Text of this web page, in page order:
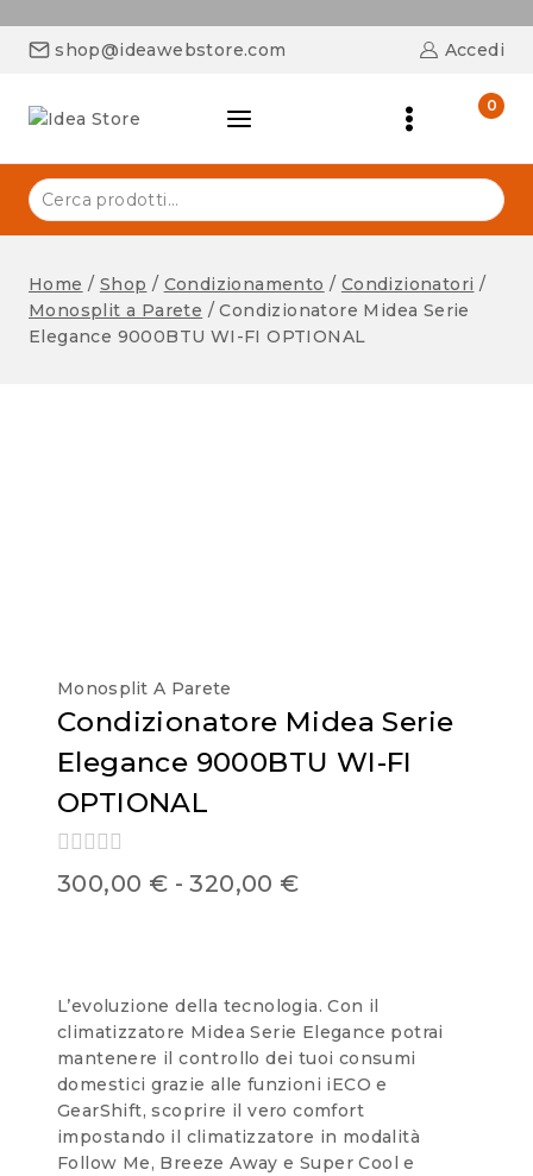
shop@ideawebstore.com Accedi
0
Home / Shop / Condizionamento / Condizionatori /
Monosplit a Parete / Condizionatore Midea Serie
Elegance 9000BTU WI-FI OPTIONAL
Monosplit A Parete
Condizionatore Midea Serie
Elegance 9000BTU WI-FI
OPTIONAL
0
out
300,00 € - 320,00 €
L’evoluzione della tecnologia. Con il
climatizzatore Midea Serie Elegance potrai
mantenere il controllo dei tuoi consumi
domestici grazie alle funzioni iECO e
GearShift, scoprire il vero comfort
impostando il climatizzatore in modalità
Follow Me, Breeze Away e Super Cool e